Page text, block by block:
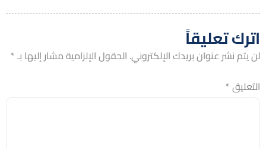
اترك تعليقاً
لن يتم نشر عنوان بريدك الإلكتروني. الحقول الإلزامية مشار إليها بـ*
التعليق*